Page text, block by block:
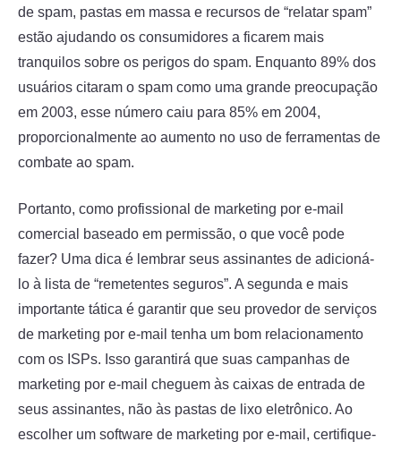
de spam, pastas em massa e recursos de “relatar spam”
estão ajudando os consumidores a ficarem mais
tranquilos sobre os perigos do spam. Enquanto 89% dos
usuários citaram o spam como uma grande preocupação
em 2003, esse número caiu para 85% em 2004,
proporcionalmente ao aumento no uso de ferramentas de
combate ao spam.
Portanto, como profissional de marketing por e-mail
comercial baseado em permissão, o que você pode
fazer? Uma dica é lembrar seus assinantes de adicioná-
lo à lista de “remetentes seguros”. A segunda e mais
importante tática é garantir que seu provedor de serviços
de marketing por e-mail tenha um bom relacionamento
com os ISPs. Isso garantirá que suas campanhas de
marketing por e-mail cheguem às caixas de entrada de
seus assinantes, não às pastas de lixo eletrônico. Ao
escolher um software de marketing por e-mail, certifique-